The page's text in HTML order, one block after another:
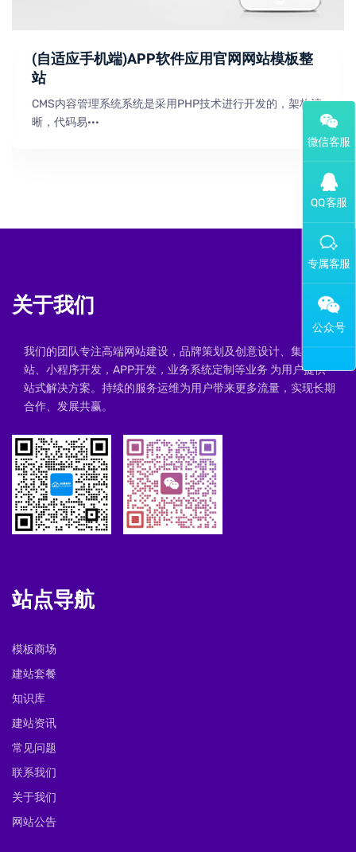
(自适应手机端)APP软件应用官网网站模板整
站
CMS内容管理系统系统是采用PHP技术进行开发的，架构清
晰，代码易···
关于我们
我们的团队专注高端网站建设，品牌策划及创意设计、集群建
站、小程序开发，APP开发，业务系统定制等业务 为用户提供一
站式解决方案。持续的服务运维为用户带来更多流量，实现长期
合作、发展共赢。
站点导航
模板商场
建站套餐
知识库
建站资讯
常见问题
联系我们
关于我们
网站公告